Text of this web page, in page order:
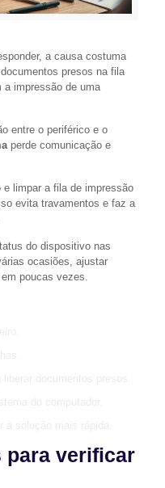
a causa costuma
presos na fila
a impressão de uma
entre o periférico e o
perde comunicação e
limpar a fila de impressão
evita travamentos e faz a
do dispositivo nas
ocasiões, ajustar
poucas vezes.
para verificar